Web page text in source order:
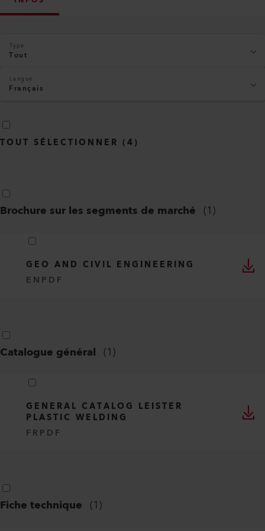
Type
Tout
Langue
Français
TOUT SÉLECTIONNER (4)
Brochure sur les segments de marché (1)
GEO AND CIVIL ENGINEERING
EN PDF
Catalogue général (1)
GENERAL CATALOG LEISTER
PLASTIC WELDING
FR PDF
Fiche technique (1)